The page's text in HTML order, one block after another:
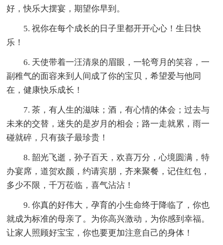
好，快乐大摆宴，期望你早到。
5. 祝你在每个成长的日子里都开开心心！生日快
乐！
6. 天使带着一汪清泉的眉眼，一轮弯月的笑容，一
副稚气的面容来到人间成了你的宝贝，希望爱与他同
在，健康快乐成长！
7. 茶，有人生的滋味；酒，有心情的体会；过去与
未来的交替，迷失的是岁月的相会；路一走就累，雨一
碰就碎，只有孩子最珍贵！
8. 韶光飞逝，孙子百天，欢喜万分，心境圆满，特
办宴席，道贺欢颜，约请宾朋，齐来聚餐，记住红包，
多少不限，千万莅临，喜气沾沾！
9. 你真的好伟大，孕育的小生命终于降临了，你也
就成为标准的母亲了。为你高兴激动，为你感到幸福。
让家人照顾好宝宝，你也要更加注意自己的身体！